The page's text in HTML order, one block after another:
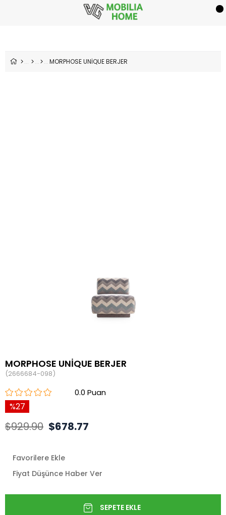
MORPHOSE UNİQUE BERJER
MORPHOSE UNİQUE BERJER
(2666684-098)
0.0
27
$929.90 $678.77
Favorilere Ekle
Fiyat Düşünce Haber Ver